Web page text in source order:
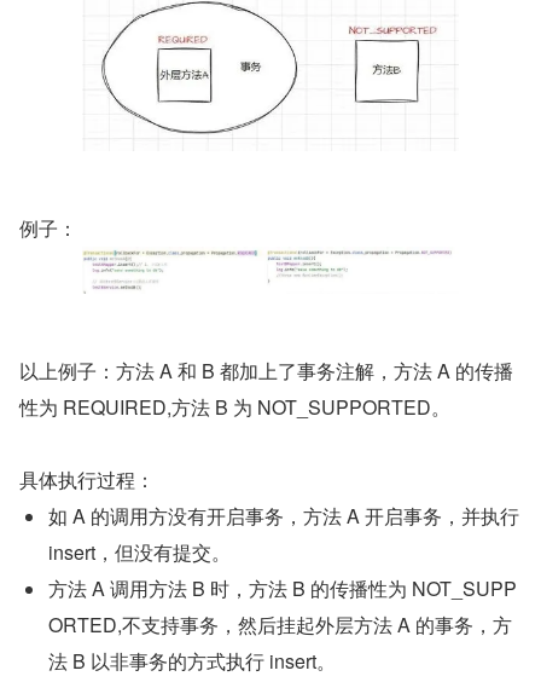
例子：
以上例子：方法 A 和 B 都加上了事务注解，方法 A 的传播
性为 REQUIRED,方法 B 为 NOT_SUPPORTED。
具体执行过程：
如 A 的调用方没有开启事务，方法 A 开启事务，并执行
insert，但没有提交。
方法 A 调用方法 B 时，方法 B 的传播性为 NOT_SUPP
ORTED,不支持事务，然后挂起外层方法 A 的事务，方
法 B 以非事务的方式执行 insert。